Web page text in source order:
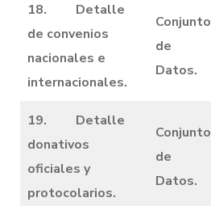
18. Detalle
de convenios
nacionales e
internacionales.
Conjunto
de
Datos.
19. Detalle
donativos
oficiales y
protocolarios.
Conjunto
de
Datos.